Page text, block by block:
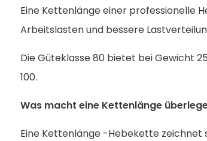
Eine Kettenlänge einer professionelle
Arbeitslasten und bessere
Die Güteklasse 80 bietet bei Gewicht
100.
Was macht eine Kettenlänge
Eine Kettenlänge -Hebekette zeichnet